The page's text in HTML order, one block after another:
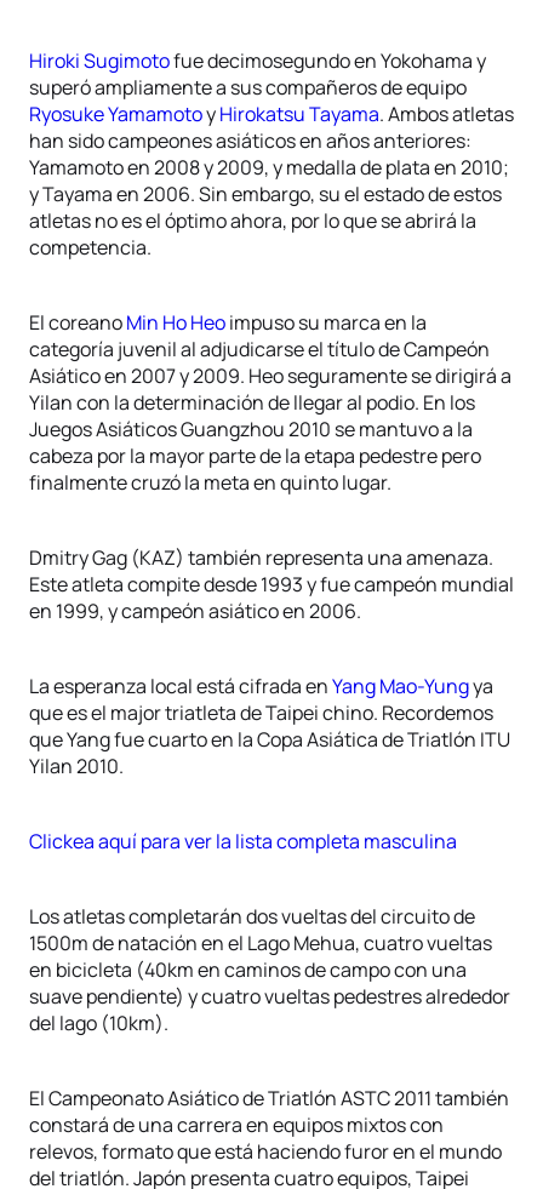
Hiroki Sugimotofue decimosegundo en Yokohama y
superó ampliamente a sus compañeros de equipo
Ryosuke YamamotoyHirokatsu Tayama. Ambos atletas
han sido campeones asiáticos en años anteriores:
Yamamoto en 2008 y 2009, y medalla de plata en 2010;
y Tayama en 2006. Sin embargo, su el estado de estos
atletas no es el óptimo ahora, por lo que se abrirá la
competencia.
El coreanoMin Ho Heoimpuso su marca en la
categoría juvenil al adjudicarse el título de Campeón
Asiático en 2007 y 2009. Heo seguramente se dirigirá a
Yilan con la determinación de llegar al podio. En los
Juegos Asiáticos Guangzhou 2010 se mantuvo a la
cabeza por la mayor parte de la etapa pedestre pero
finalmente cruzó la meta en quinto lugar.
Dmitry Gag (KAZ) también representa una amenaza.
Este atleta compite desde 1993 y fue campeón mundial
en 1999, y campeón asiático en 2006.
La esperanza local está cifrada enYang Mao-Yungya
que es el major triatleta de Taipei chino. Recordemos
que Yang fue cuarto en la Copa Asiática de Triatlón ITU
Yilan 2010.
Clickea aquí para ver la lista completa masculina
Los atletas completarán dos vueltas del circuito de
1500m de natación en el Lago Mehua, cuatro vueltas
en bicicleta (40km en caminos de campo con una
suave pendiente) y cuatro vueltas pedestres alrededor
del lago (10km).
El Campeonato Asiático de Triatlón ASTC 2011 también
constará de una carrera en equipos mixtos con
relevos, formato que está haciendo furor en el mundo
del triatlón. Japón presenta cuatro equipos, Taipei